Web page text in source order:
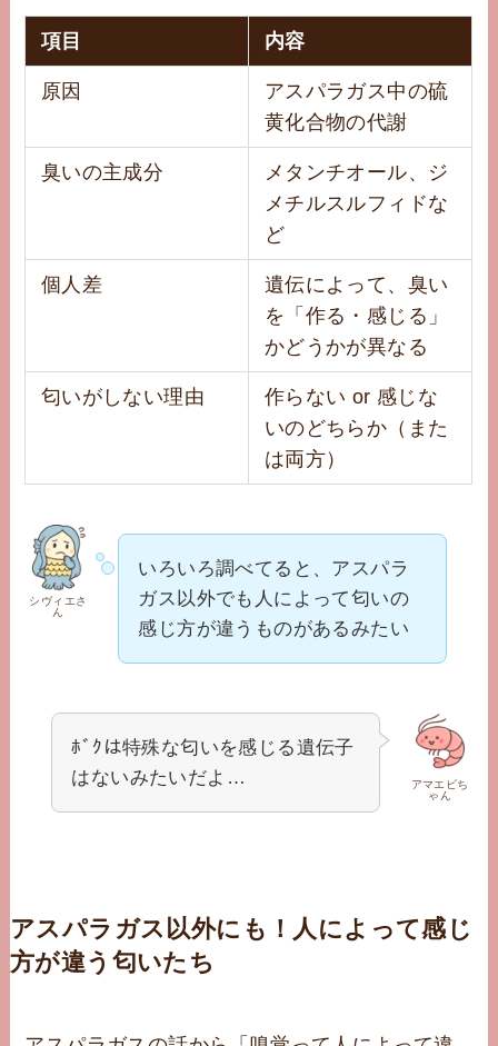
項目 内容
原因
アスパラガス中の硫
黄化合物の代謝
臭いの主成分
メタンチオール、ジ
メチルスルフィドな
ど
個人差
遺伝によって、臭い
を「作る・感じる」
かどうかが異なる
匂いがしない理由
作らない or 感じな
いのどちらか（また
は両方）
シヴィエさ
ん
いろいろ調べてると、アスパラ
ガス以外でも人によって匂いの
感じ方が違うものがあるみたい
アマエビち
ゃん
ﾎﾞｸは特殊な匂いを感じる遺伝子
はないみたいだよ…
アスパラガス以外にも！人によって感じ
方が違う匂いたち